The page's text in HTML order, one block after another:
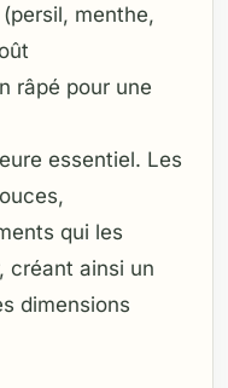
menthe,
râpé pour une
essentiel. Les
qui les
créant ainsi un
dimensions